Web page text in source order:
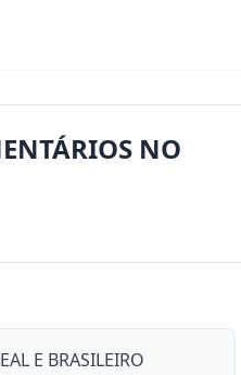
NO
E BRASILEIRO